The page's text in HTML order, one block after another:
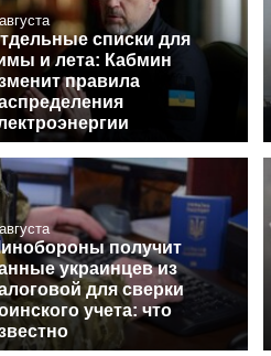
списки для
и лета: Кабмин
правила
получит
украинцев из
для сверки
учета: что